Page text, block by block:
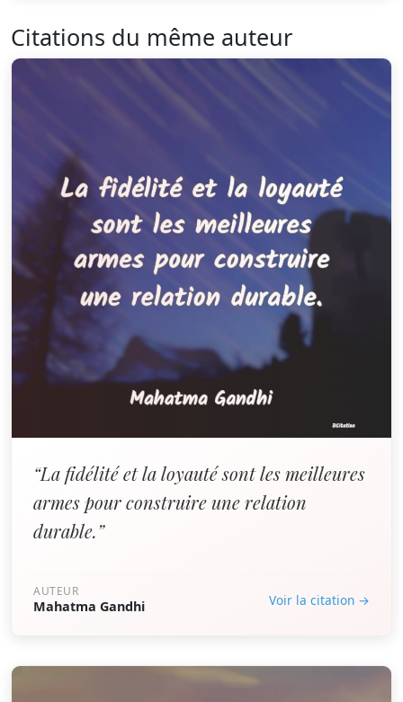
Citations du même auteur
“La fidélité et la loyauté sont les meilleures
armes pour construire une relation
durable.”
AUTEUR
Mahatma Gandhi Voir la citation →